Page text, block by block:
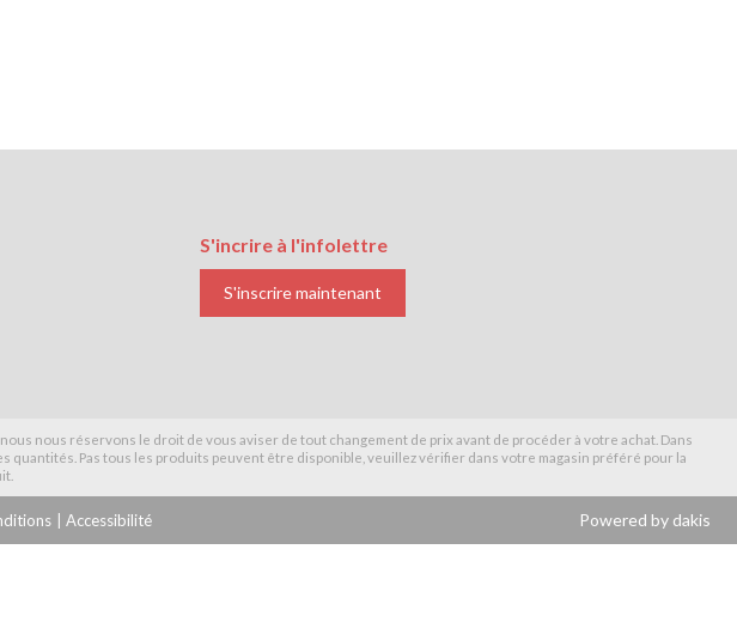
S'incrire à l'infolettre
S'inscrire maintenant
nous réservons le droit de vous aviser de tout changement de prix avant de procéder à votre achat. Dans
Pas tous les produits peuvent être disponible, veuillez vérifier dans votre magasin préféré pour la
Accessibilité Powered by dakis